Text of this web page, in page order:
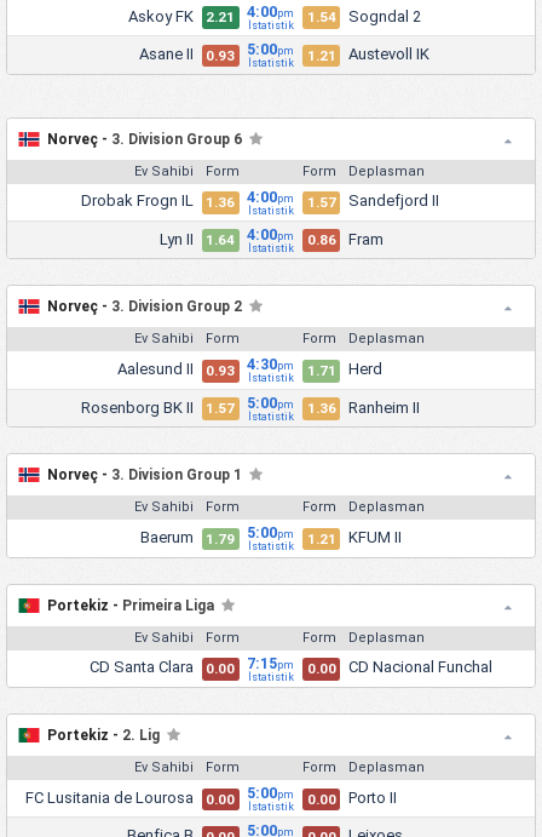
Askoy FK 2.21 4:00pm
İstatistik
1.54 Sogndal 2
Asane II 0.93 5:00pm
İstatistik
1.21 Austevoll IK
Norveç - 3. Division Group 6
Ev Sahibi Form Form Deplasman
Drobak Frogn IL 1.36 4:00pm
İstatistik
1.57 Sandefjord II
Lyn II 1.64 4:00pm
İstatistik
0.86 Fram
Norveç - 3. Division Group 2
Ev Sahibi Form Form Deplasman
Aalesund II 0.93 4:30pm
İstatistik
1.71 Herd
Rosenborg BK II 1.57 5:00pm
İstatistik
1.36 Ranheim II
Norveç - 3. Division Group 1
Ev Sahibi Form Form Deplasman
Baerum 1.79 5:00pm
İstatistik
1.21 KFUM II
Portekiz - Primeira Liga
Ev Sahibi Form Form Deplasman
CD Santa Clara 0.00 7:15pm
İstatistik
0.00 CD Nacional Funchal
Portekiz - 2. Lig
Ev Sahibi Form Form Deplasman
FC Lusitania de Lourosa 0.00 5:00pm
İstatistik
0.00 Porto II
5:00pm